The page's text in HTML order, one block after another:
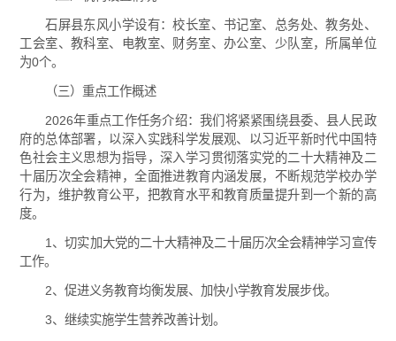
石屏县东风小学设有：校长室、书记室、总务处、教务处、
工会室、教科室、电教室、财务室、办公室、少队室，所属单位
为0个。
（三）重点工作概述
2026年重点工作任务介绍：我们将紧紧围绕县委、县人民政
府的总体部署，以深入实践科学发展观、以习近平新时代中国特
色社会主义思想为指导，深入学习贯彻落实党的二十大精神及二
十届历次全会精神，全面推进教育内涵发展，不断规范学校办学
行为，维护教育公平，把教育水平和教育质量提升到一个新的高
度。
1、切实加大党的二十大精神及二十届历次全会精神学习宣传
工作。
2、促进义务教育均衡发展、加快小学教育发展步伐。
3、继续实施学生营养改善计划。